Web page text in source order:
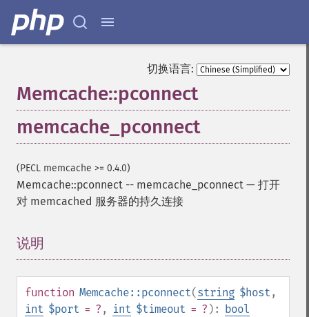
切换语言:
Memcache::pconnect
memcache_pconnect
(PECL memcache >= 0.4.0)
Memcache::pconnect -- memcache_pconnect — 打开
对 memcached 服务器的持久连接
说明
function Memcache::pconnect(string $host ,
int $port = ? , int $timeout = ? ): bool